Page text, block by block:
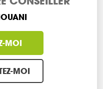
MOI
MOI